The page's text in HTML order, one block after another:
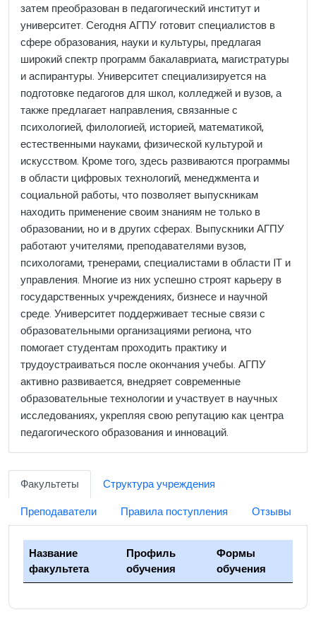
затем преобразован в педагогический институт и
университет. Сегодня АГПУ готовит специалистов в
сфере образования, науки и культуры, предлагая
широкий спектр программ бакалавриата, магистратуры
и аспирантуры. Университет специализируется на
подготовке педагогов для школ, колледжей и вузов, а
также предлагает направления, связанные с
психологией, филологией, историей, математикой,
естественными науками, физической культурой и
искусством. Кроме того, здесь развиваются программы
в области цифровых технологий, менеджмента и
социальной работы, что позволяет выпускникам
находить применение своим знаниям не только в
образовании, но и в других сферах. Выпускники АГПУ
работают учителями, преподавателями вузов,
психологами, тренерами, специалистами в области IT и
управления. Многие из них успешно строят карьеру в
государственных учреждениях, бизнесе и научной
среде. Университет поддерживает тесные связи с
образовательными организациями региона, что
помогает студентам проходить практику и
трудоустраиваться после окончания учебы. АГПУ
активно развивается, внедряет современные
образовательные технологии и участвует в научных
исследованиях, укрепляя свою репутацию как центра
педагогического образования и инноваций.
Факультеты
Структура учреждения
Преподаватели
Правила поступления Отзывы
Название
факультета
Профиль
обучения
Формы
обучения